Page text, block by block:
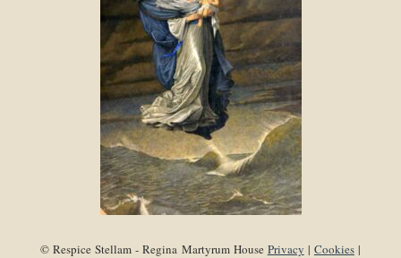
© Respice Stellam - Regina Martyrum House Privacy | Cookies|